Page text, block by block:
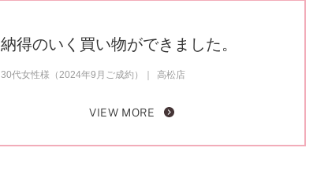
納得のいく買い物ができました。
30代女性様（2024年9月ご成約） 高松店
VIEW MORE